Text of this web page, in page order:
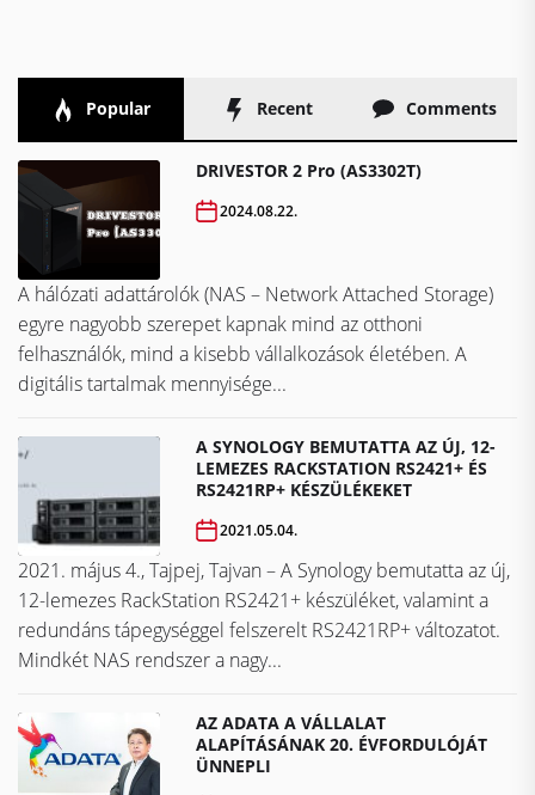
Popular Recent Comments
DRIVESTOR 2 Pro (AS3302T)
2024.08.22.
A hálózati adattárolók (NAS – Network Attached Storage)
egyre nagyobb szerepet kapnak mind az otthoni
felhasználók, mind a kisebb vállalkozások életében. A
digitális tartalmak mennyisége...
A SYNOLOGY BEMUTATTA AZ ÚJ, 12-
LEMEZES RACKSTATION RS2421+ ÉS
RS2421RP+ KÉSZÜLÉKEKET
2021.05.04.
2021. május 4., Tajpej, Tajvan – A Synology bemutatta az új,
12-lemezes RackStation RS2421+ készüléket, valamint a
redundáns tápegységgel felszerelt RS2421RP+ változatot.
Mindkét NAS rendszer a nagy...
AZ ADATA A VÁLLALAT
ALAPÍTÁSÁNAK 20. ÉVFORDULÓJÁT
ÜNNEPLI